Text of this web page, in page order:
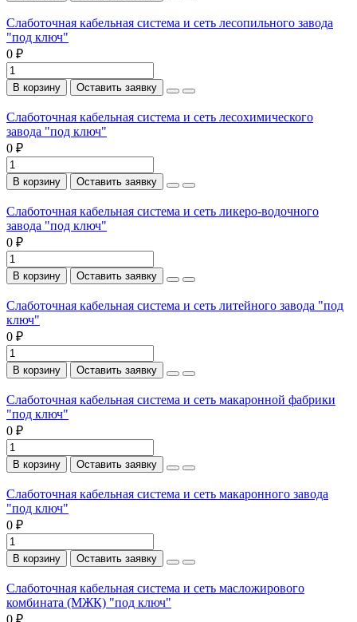
Слаботочная кабельная система и сеть лесопильного завода
"под ключ"
0 ₽
В корзину Оставить заявку
Слаботочная кабельная система и сеть лесохимического
завода "под ключ"
0 ₽
В корзину Оставить заявку
Слаботочная кабельная система и сеть ликеро-водочного
завода "под ключ"
0 ₽
В корзину Оставить заявку
Слаботочная кабельная система и сеть литейного завода "под
ключ"
0 ₽
В корзину Оставить заявку
Слаботочная кабельная система и сеть макаронной фабрики
"под ключ"
0 ₽
В корзину Оставить заявку
Слаботочная кабельная система и сеть макаронного завода
"под ключ"
0 ₽
В корзину Оставить заявку
Слаботочная кабельная система и сеть масложирового
комбината (МЖК) "под ключ"
0 ₽